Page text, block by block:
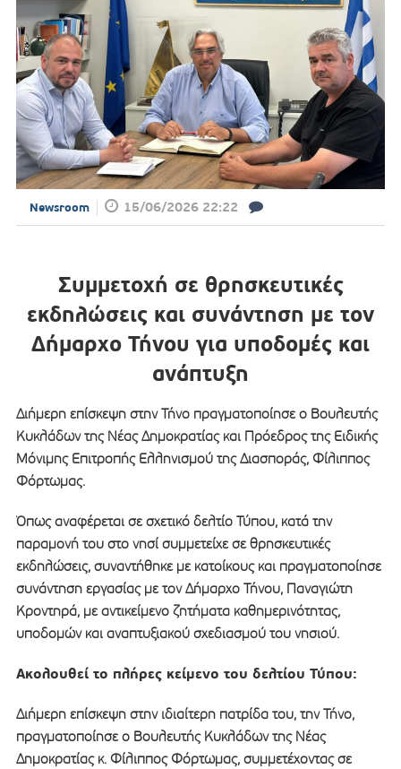
Newsroom 15/06/2026 22:22
Συμμετοχή σε θρησκευτικές
εκδηλώσεις και συνάντηση με τον
Δήμαρχο Τήνου για υποδομές και
ανάπτυξη
Διήμερη επίσκεψη στην Τήνο πραγματοποίησε ο Βουλευτής
Κυκλάδων της Νέας Δημοκρατίας και Πρόεδρος της Ειδικής
Μόνιμης Επιτροπής Ελληνισμού της Διασποράς, Φίλιππος
Φόρτωμας.
Όπως αναφέρεται σε σχετικό δελτίο Τύπου, κατά την
παραμονή του στο νησί συμμετείχε σε θρησκευτικές
εκδηλώσεις, συναντήθηκε με κατοίκους και πραγματοποίησε
συνάντηση εργασίας με τον Δήμαρχο Τήνου, Παναγιώτη
Κροντηρά, με αντικείμενο ζητήματα καθημερινότητας,
υποδομών και αναπτυξιακού σχεδιασμού του νησιού.
Ακολουθεί το πλήρες κείμενο του δελτίου Τύπου:
Διήμερη επίσκεψη στην ιδιαίτερη πατρίδα του, την Τήνο,
πραγματοποίησε ο Βουλευτής Κυκλάδων της Νέας
Δημοκρατίας κ. Φίλιππος Φόρτωμας, συμμετέχοντας σε